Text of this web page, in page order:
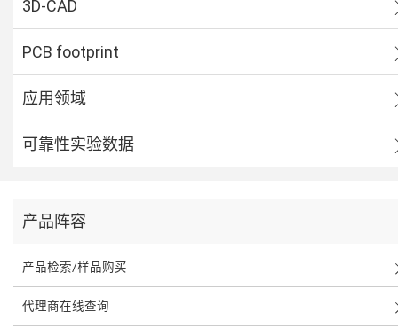
3D-CAD
PCB footprint
应用领域
可靠性实验数据
产品阵容
产品检索/样品购买
代理商在线查询